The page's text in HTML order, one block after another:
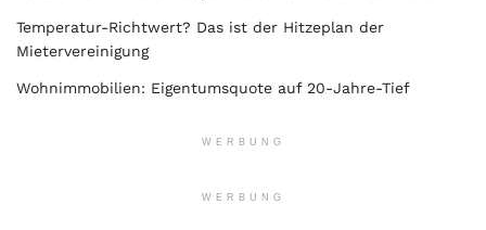
Temperatur-Richtwert? Das ist der Hitzeplan der
Mietervereinigung
Wohnimmobilien: Eigentumsquote auf 20-Jahre-Tief
WERBUNG
WERBUNG